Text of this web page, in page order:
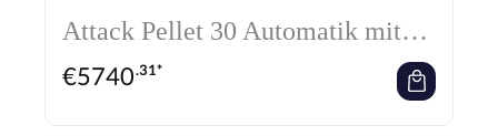
Attack Pellet 30 Automatik mit
Pelletbrenner
€5740.31*